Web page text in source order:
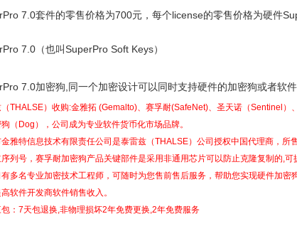
7.0套件的零售价格为700元，每个license的零售价格为硬件
7.0（也叫SuperPro Soft Keys）
7.0加密狗,同一个加密设计可以同时支持硬件的加密狗或者软
THALSE）收购:金雅拓 (Gemalto)、赛孚耐(SafeNet)、圣天诺（Sentinel）
（Dog），公司成为专业软件货币化市场品牌。
雅特信息技术有限责任公司是泰雷兹（THALSE）公司授权中国代理商，所
列号，赛孚耐加密狗产品关键部件是采用非通用芯片可以防止克隆复制的,可
多名专业加密技术工程师，可随时为您售前售后服务，帮助您实现硬件加密
软件开发商软件销售收入。
包：7天包退换,非物理损坏2年免费更换,2年免费服务